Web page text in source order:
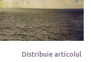
Distribuie articolul